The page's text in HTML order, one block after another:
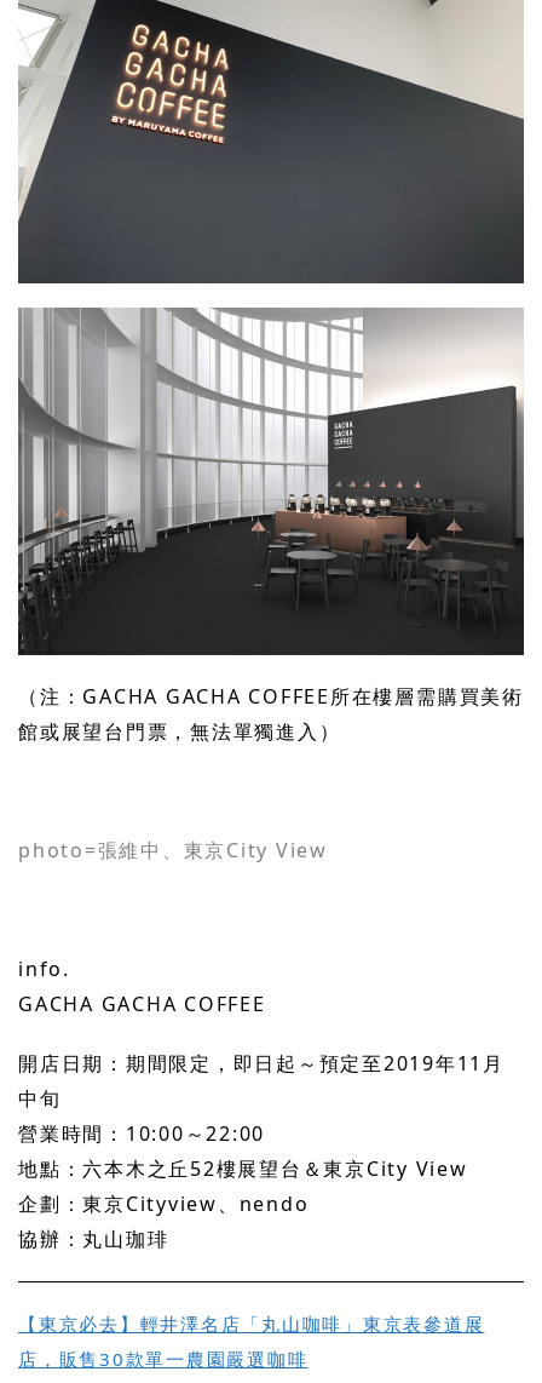
（注：GACHA GACHA COFFEE所在樓層需購買美術
館或展望台門票，無法單獨進入）
photo=張維中、東京City View
info.
GACHA GACHA COFFEE
開店日期：期間限定，即日起～預定至2019年11月
中旬
營業時間：10:00～22:00
地點：六本木之丘52樓展望台＆東京City View
企劃：東京Cityview、nendo
協辦：丸山珈琲
【東京必去】輕井澤名店「丸山咖啡」東京表參道展
店，販售30款單一農園嚴選咖啡